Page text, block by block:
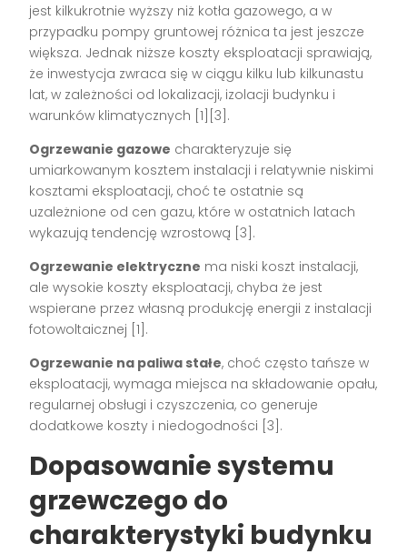
jest kilkukrotnie wyższy niż kotła gazowego, a w
przypadku pompy gruntowej różnica ta jest jeszcze
większa. Jednak niższe koszty eksploatacji sprawiają,
że inwestycja zwraca się w ciągu kilku lub kilkunastu
lat, w zależności od lokalizacji, izolacji budynku i
warunków klimatycznych [1][3].
Ogrzewanie gazowe charakteryzuje się
umiarkowanym kosztem instalacji i relatywnie niskimi
kosztami eksploatacji, choć te ostatnie są
uzależnione od cen gazu, które w ostatnich latach
wykazują tendencję wzrostową [3].
Ogrzewanie elektryczne ma niski koszt instalacji,
ale wysokie koszty eksploatacji, chyba że jest
wspierane przez własną produkcję energii z instalacji
fotowoltaicznej [1].
Ogrzewanie na paliwa stałe, choć często tańsze w
eksploatacji, wymaga miejsca na składowanie opału,
regularnej obsługi i czyszczenia, co generuje
dodatkowe koszty i niedogodności [3].
Dopasowanie systemu
grzewczego do
charakterystyki budynku